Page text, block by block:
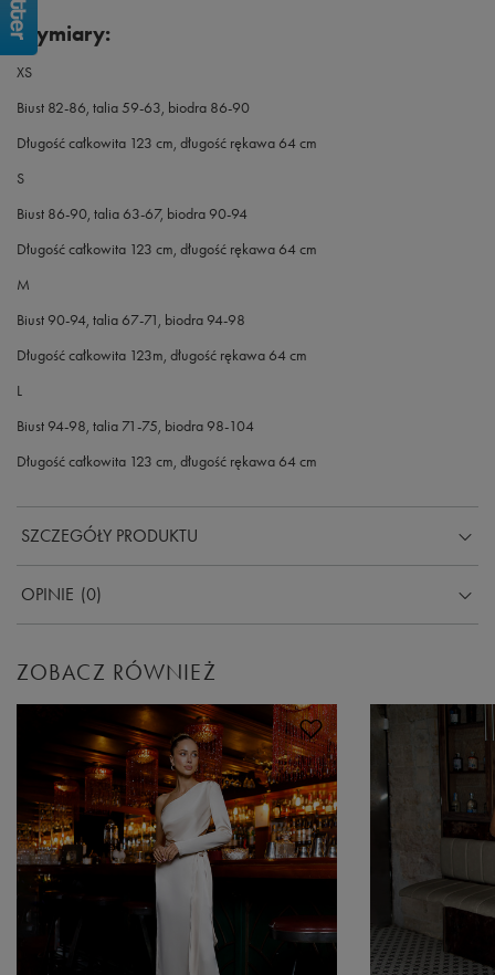
Wymiary:
XS
Biust 82-86, talia 59-63, biodra 86-90
Długość całkowita 123 cm, długość rękawa 64 cm
S
Biust 86-90, talia 63-67, biodra 90-94
Długość całkowita 123 cm, długość rękawa 64 cm
M
Biust 90-94, talia 67-71, biodra 94-98
Długość całkowita 123m, długość rękawa 64 cm
L
Biust 94-98, talia 71-75, biodra 98-104
Długość całkowita 123 cm, długość rękawa 64 cm
SZCZEGÓŁY PRODUKTU
OPINIE (0)
ZOBACZ RÓWNIEŻ